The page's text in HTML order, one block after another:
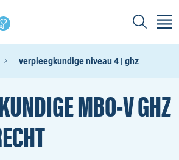
verpleegkundige niveau 4 | ghz
MBO‑V GHZ